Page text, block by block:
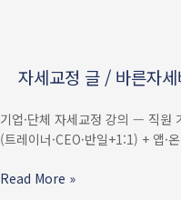
자세교정 글 / 바른자
기업·단체 자세교정 강의 — 직원
(트레이너·CEO·반일+1:1) + 앱·
사무직
거북목
허리통증
줄이는
워크플레이스
솔루션
Read More »